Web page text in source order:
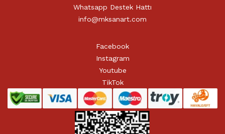
Whatsapp Destek Hattı
info@mksanart.com
Facebook
Instagram
Youtube
TikTok